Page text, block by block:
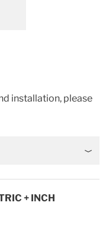
installation, please
+ INCH